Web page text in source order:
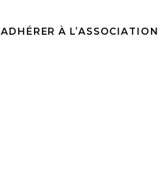
ADHÉRER À L’ASSOCIATION